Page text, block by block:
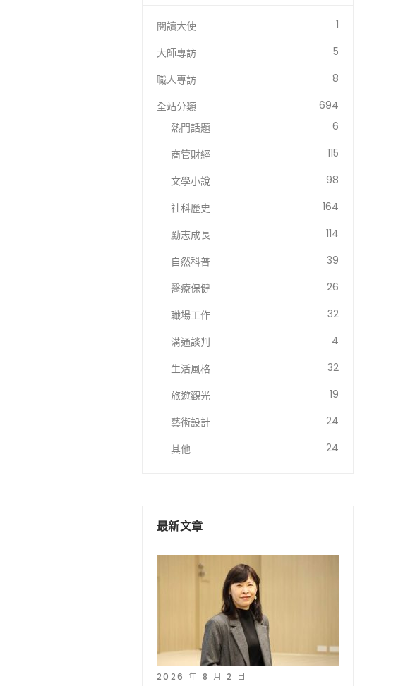
閱讀大使
1
大師專訪
5
職人專訪
8
全站分類
694
熱門話題
6
商管財經
115
文學小說
98
社科歷史
164
勵志成長
114
自然科普
39
醫療保健
26
職場工作
32
溝通談判
4
生活風格
32
旅遊觀光
19
藝術設計
24
其他
24
最新文章
2026 年 8 月 2 日